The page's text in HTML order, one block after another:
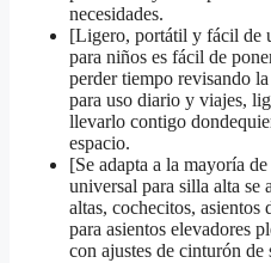
necesidades.
[Ligero, portátil y fácil de
para niños es fácil de
perder tiempo revisando
para uso diario y viajes,
llevarlo contigo
espacio.
[Se adapta a la mayoría
universal para silla alta se
altas, cochecitos, asientos
para asientos elevadores
con ajustes de cinturón de